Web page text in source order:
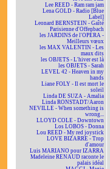
Lee REED - Ram ram jam
Lena GOLD - Radio [Blue
Label]
Leonard BERNSTEIN - Gaîté
Parisienne d'Offenbach
les JARDINS de l'OPÉRA -
Meilleurs vœux
les MAX VALENTIN - Les
maux dits
les OBJETS - L'hiver est là
les OBJETS - Sarah
LEVEL 42 - Heaven in my
hands
Liane FOLY - Il est mort le
soleil
Linda DE SUZA - Amalia
Linda RONSTADT/Aaron
NEVILLE - When something is
wrong...
LLOYD COLE - Downtown
Los LOBOS - Donna
Lou REED - My red joystick
LOVE BIZARRE - Trop
d'amour
Luis MARIANO pour IZARRA
Madeleine RENAUD raconte le
palais idéal